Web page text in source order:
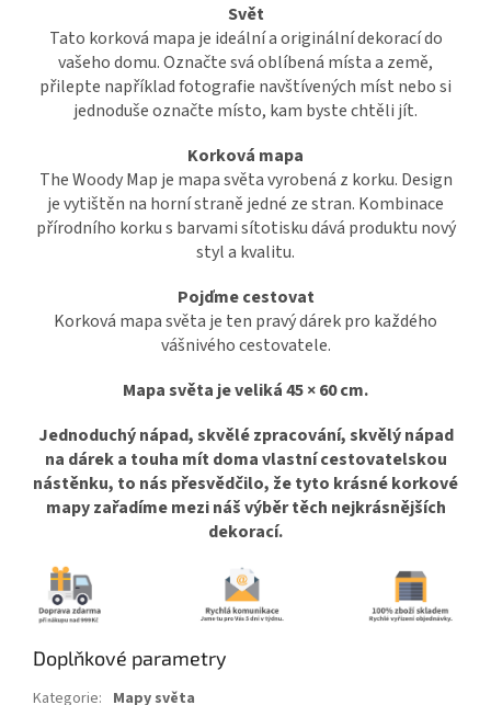
Svět
Tato korková mapa je ideální a originální dekorací do
vašeho domu. Označte svá oblíbená místa a země,
přilepte například fotografie navštívených míst nebo si
jednoduše označte místo, kam byste chtěli jít.
Korková mapa
The Woody Map je mapa světa vyrobená z korku. Design
je vytištěn na horní straně jedné ze stran. Kombinace
přírodního korku s barvami sítotisku dává produktu nový
styl a kvalitu.
Pojďme cestovat
Korková mapa světa je ten pravý dárek pro každého
vášnivého cestovatele.
Mapa světa je veliká 45 × 60 cm.
Jednoduchý nápad, skvělé zpracování, skvělý nápad
na dárek a touha mít doma vlastní cestovatelskou
nástěnku, to nás přesvědčilo, že tyto krásné korkové
mapy zařadíme mezi náš výběr těch nejkrásnějších
dekorací.
Doplňkové parametry
Kategorie: Mapy světa